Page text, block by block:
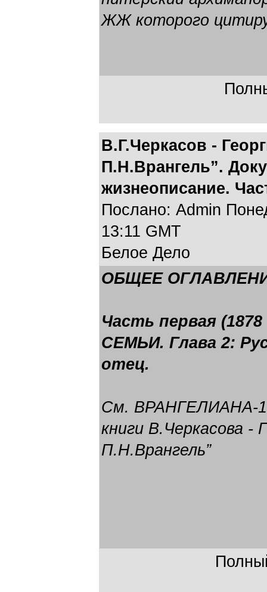
ЖЖ которого
В.Г.Черкасов -
П.Н.Врангель”.
жизнеописание.
Послано: Admin
13:11 GMT
Белое Дело
ОБЩЕЕ
Часть первая
СЕМЬИ. Глава 2:
отец.
См. ВРАНГЕЛИАНА-
книги В.Черкасова -
П.Н.Врангель”